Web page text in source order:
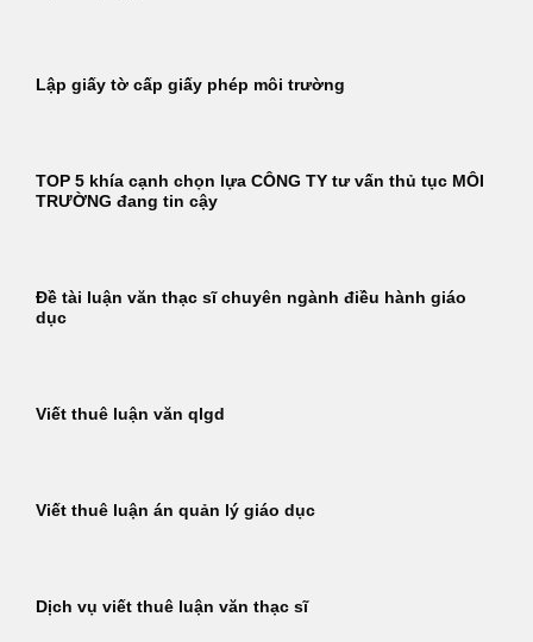
Lập giấy tờ cấp giấy phép môi trường
TOP 5 khía cạnh chọn lựa CÔNG TY tư vấn thủ tục MÔI
TRƯỜNG đang tin cậy
Đề tài luận văn thạc sĩ chuyên ngành điều hành giáo
dục
Viết thuê luận văn qlgd
Viết thuê luận án quản lý giáo dục
Dịch vụ viết thuê luận văn thạc sĩ